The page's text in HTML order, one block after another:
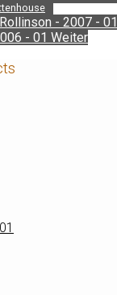
- 2007 - 01
- 01 Weiter